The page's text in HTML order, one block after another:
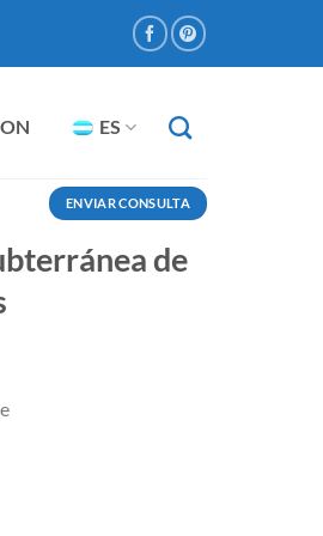
ES
ENVIAR CONSULTA
de